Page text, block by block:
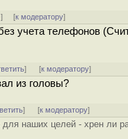
] [к модератору]
учета телефонов
] [к модератору]
из головы?
] [к модератору]
для наших целей - хрен ли